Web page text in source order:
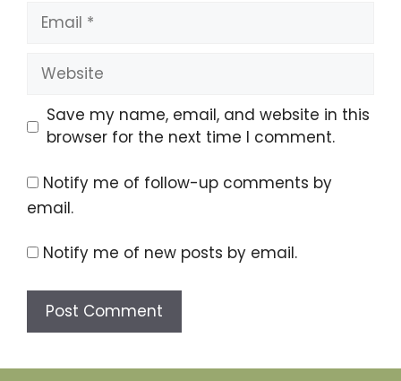
Email
Website
Save my name, email, and website in this
browser for the next time I comment.
Notify me of follow-up comments by
email.
Notify me of new posts by email.